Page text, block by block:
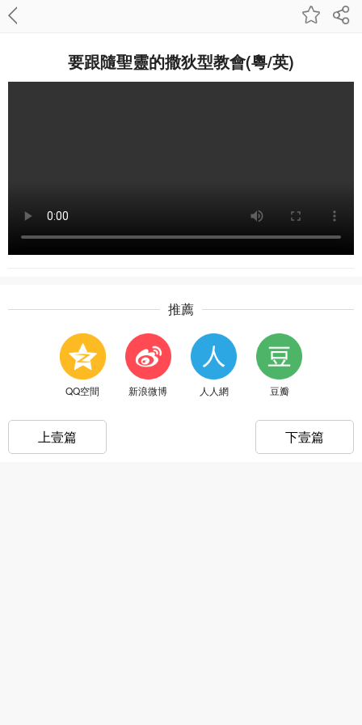
要跟隨聖靈的撒狄型教會(粵/英)
推薦
QQ空間 新浪微博 人人網 豆瓣
上壹篇 下壹篇